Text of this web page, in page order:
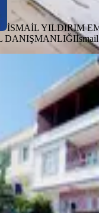
İSMAİL YILDIRIM
DANIŞMANLIĞI
Satlık 2 Katlı, 2
Lüks Bina
Onikişubat, Süleymanşah
·160 m²·06.08.2026
7.300.000 ₺
NİYAZİ